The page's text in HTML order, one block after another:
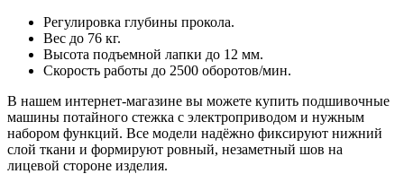
Регулировка глубины прокола.
Вес до 76 кг.
Высота подъемной лапки до 12 мм.
Скорость работы до 2500 оборотов/мин.
В нашем интернет-магазине вы можете купить подшивочные
машины потайного стежка с электроприводом и нужным
набором функций. Все модели надёжно фиксируют нижний
слой ткани и формируют ровный, незаметный шов на
лицевой стороне изделия.